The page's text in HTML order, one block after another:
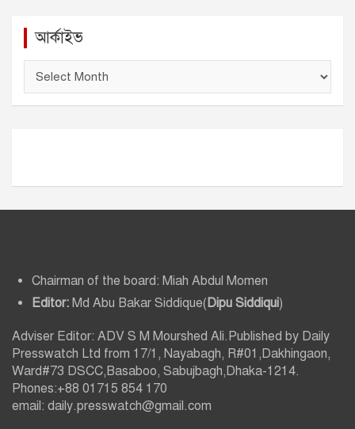
আর্কাইভ
ই
Chairman of the board: Miah Abdul Momen
Editor: Md Abu Bakar Siddique(Dipu Siddiqui)
Adviser Editor: ADV S M Mourshed Ali.Published by Daily
Presswatch Ltd from 17/1, Nayabagh, R#01,Dakhingaon,
Ward#73 DSCC,Basaboo, Sabujbagh,Dhaka-1214.
Phones:+88 01715 854 170
email: daily.presswatch@gmail.com